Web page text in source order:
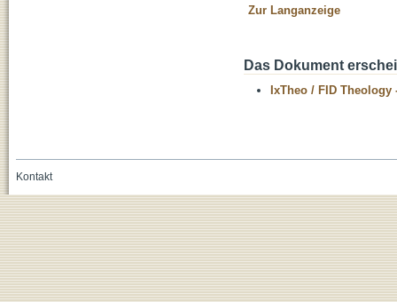
Zur Langanzeige
Das Dokument
IxTheo / FID Theology
Kontakt